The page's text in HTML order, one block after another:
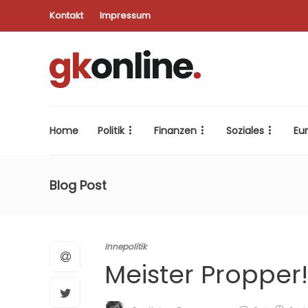
Kontakt Impressum
Home Politik Finanzen Soziales
Blog Post
Innepolitik
Meister Propper!